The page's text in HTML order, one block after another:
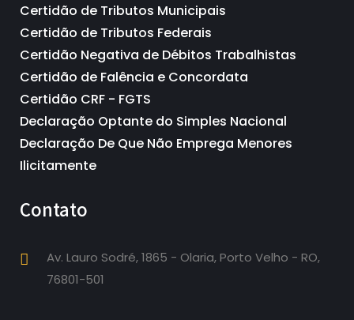
Certidão de Tributos Municipais
Certidão de Tributos Federais
Certidão Negativa de Débitos Trabalhistas
Certidão de Falência e Concordata
Certidão CRF - FGTS
Declaração Optante do Simples Nacional
Declaração De Que Não Emprega Menores
Ilicitamente
Contato
Av. Lauro Sodré, 1865 - Olaria, Porto Velho - RO,
76801-501